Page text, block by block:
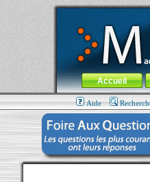
MacBook-fr.com : 100% Apple...
Aller au contenu-Aller
Menu général
Accueil
Aide